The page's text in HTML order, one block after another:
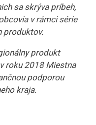
sa skrýva príbeh,
v rámci série
produktov.
produkt
roku 2018 Miestna
podporou
kraja.